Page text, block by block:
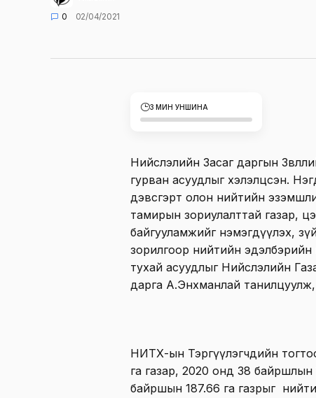
0
02/04/2021
3 МИН УНШИНА
Нийслэлийн Засаг даргын
гурван асуудлыг хэлэлцсэн.
дэвсгэрт олон нийтийн
тамирын зориулалттай газар,
байгууламжийг нэмэгдүүлэх,
зорилгоор нийтийн
тухай асуудлыг Нийслэлийн
дарга А.Энхманлай танилцуулж,
НИТХ-ын Тэргүүлэгчдийн
га газар, 2020 онд 38 байршлын
байршын 187.66 га газрыг